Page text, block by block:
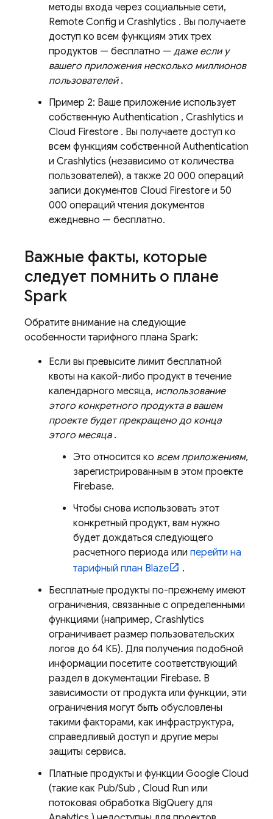
методы входа через социальные сети,
Remote Config и Crashlytics . Вы получаете
доступ ко всем функциям этих трех
продуктов — бесплатно — даже если у
вашего приложения несколько миллионов
пользователей.
Пример 2: Ваше приложение использует
собственную Authentication , Crashlytics и
Cloud Firestore . Вы получаете доступ ко
всем функциям собственной Authentication
и Crashlytics (независимо от количества
пользователей), а также 20 000 операций
записи документов Cloud Firestore и 50
000 операций чтения документов
ежедневно — бесплатно.
Важные факты, которые
следует помнить о плане
Spark
Обратите внимание на следующие
особенности тарифного плана Spark:
Если вы превысите лимит бесплатной
квоты на какой-либо продукт в течение
календарного месяца, использование
этого конкретного продукта в вашем
проекте будет прекращено до конца
этого месяца.
Это относится ко всем приложениям,
зарегистрированным в этом проекте
Firebase.
Чтобы снова использовать этот
конкретный продукт, вам нужно
будет дождаться следующего
расчетного периода или перейти на
тарифный план Blaze
.
Бесплатные продукты по-прежнему имеют
ограничения, связанные с определенными
функциями (например, Crashlytics
ограничивает размер пользовательских
логов до 64 КБ). Для получения подобной
информации посетите соответствующий
раздел в документации Firebase. В
зависимости от продукта или функции, эти
ограничения могут быть обусловлены
такими факторами, как инфраструктура,
справедливый доступ и другие меры
защиты сервиса.
Платные продукты и функции Google Cloud
(такие как Pub/Sub , Cloud Run или
потоковая обработка BigQuery для